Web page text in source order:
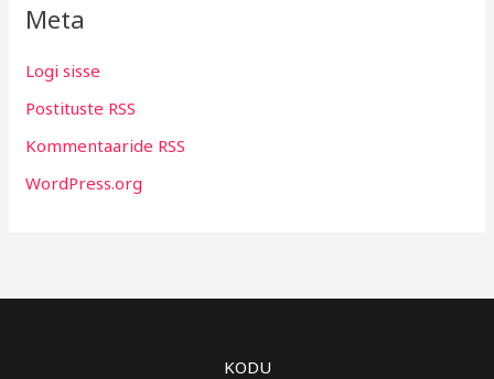
Meta
Logi sisse
Postituste RSS
Kommentaaride RSS
WordPress.org
KODU